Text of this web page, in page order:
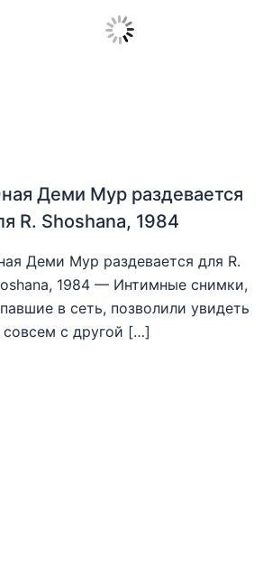
Деми Мур раздевается
R. Shoshana, 1984
Деми Мур раздевается для R.
1984 — Интимные снимки,
в сеть, позволили увидеть
совсем с другой […]